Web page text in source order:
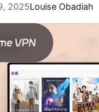
2025Louise Obadiah